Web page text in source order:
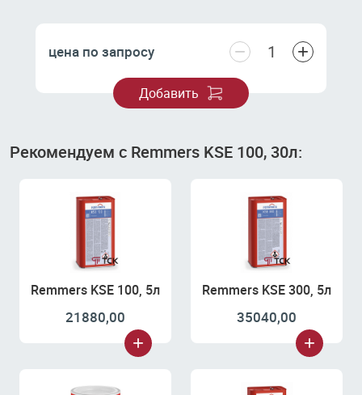
цена по запросу − +
Добавить
Рекомендуем с Remmers KSE 100, 30л:
Remmers KSE 100, 5л
21880,00
Remmers KSE 300, 5л
35040,00